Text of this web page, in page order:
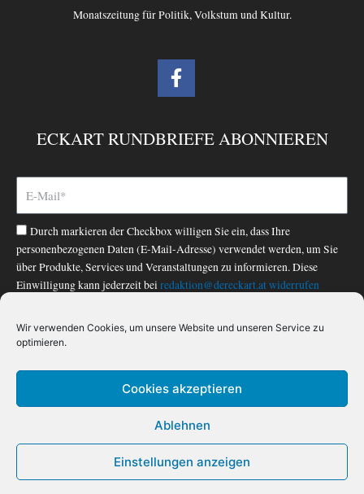
Wir verwenden Cookies, um unsere Website und unseren Service zu
optimieren.
Cookies akzeptieren
Ablehnen
Einstellungen anzeigen
Monatszeitung für Politik, Volkstum und Kultur.
F
a
c
b
o
-
f
ECKART RUNDBRIEFE ABONNIEREN
Durch markieren der Checkbox willigen Sie ein, dass Ihre
personenbezogenen Daten (E-Mail-Adresse) verwendet werden, um Sie
über Produkte, Services und Veranstaltungen zu informieren. Diese
Einwilligung kann jederzeit bei redaktion@dereckart.atwiderrufen
Datenschutzerklärung
IMPRESSUM|DATENSCHUTZ|AGB|WIDERRUF|
WIDERRUF FÜR DIGITALE INHALTE